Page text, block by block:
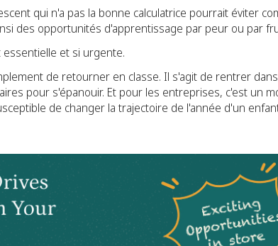
qui n'a pas la bonne calculatrice pourrait éviter
des opportunités d'apprentissage par peur ou par
et si urgente.
de retourner en classe. Il s'agit de rentrer
pour s'épanouir. Et pour les entreprises, c'est un
de changer la trajectoire de l'année d'un